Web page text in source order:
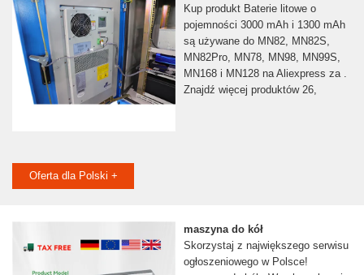
Kup produkt Baterie litowe o
pojemności 3000 mAh i 1300 mAh
są używane do MN82, MN82S,
MN82Pro, MN78, MN98, MN99S,
MN168 i MN128 na Aliexpress za .
Znajdź więcej produktów 26,
Oferta dla Polski +
maszyna do kół
Skorzystaj z największego serwisu
ogłoszeniowego w Polsce!